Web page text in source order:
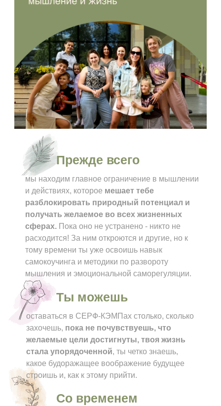
Прежде всего
Со временем
Ты можешь
оставаться в СЕРФ-КЭМПах столько, сколько
захочешь, пока не почувствуешь, что
желаемые цели достигнуты, твоя жизнь
стала упорядоченной, ты четко знаешь,
какое будоражащее воображение будущее
строишь и, как к этому прийти.
мы находим главное ограничение в мышлении
и действиях, которое мешает тебе
разблокировать природный потенциал и
получать желаемое во всех жизненных
сферах. Пока оно не устранено - никто не
расходится! За ним откроются и другие, но к
тому времени ты уже освоишь навык
самокоучинга и методики по развороту
мышления и эмоциональной саморегуляции.